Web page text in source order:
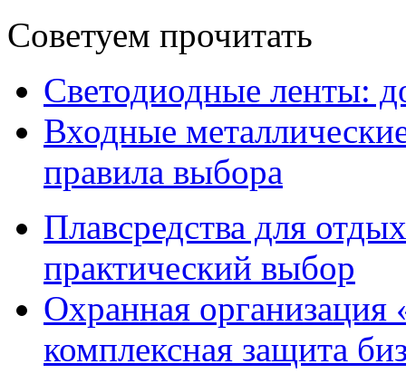
Советуем прочитать
Светодиодные ленты:
Входные
правила выбора
Плавсредства для
практический выбор
Охранная
комплексная защита